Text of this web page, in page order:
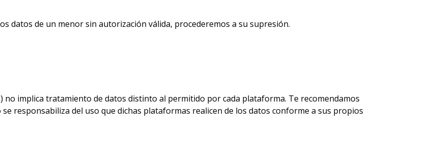
datos de un menor sin autorización válida, procederemos a su supresión.
no implica tratamiento de datos distinto al permitido por cada plataforma. Te recomendamos
responsabiliza del uso que dichas plataformas realicen de los datos conforme a sus propios